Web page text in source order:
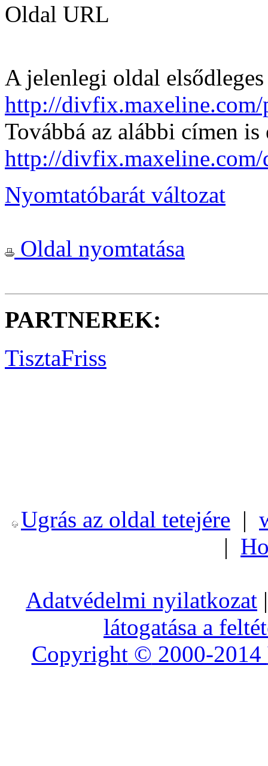
Oldal URL
A jelenlegi oldal
http://divfix.maxeline.com/
Továbbá az alábbi címen is
http://divfix.maxeline.com/
Nyomtatóbarát változat
Oldal nyomtatása
PARTNEREK:
TisztaFriss
Ugrás az oldal tetejére |
|
Adatvédelmi nyilatkozat |
látogatása a
Copyright© 2000-2014